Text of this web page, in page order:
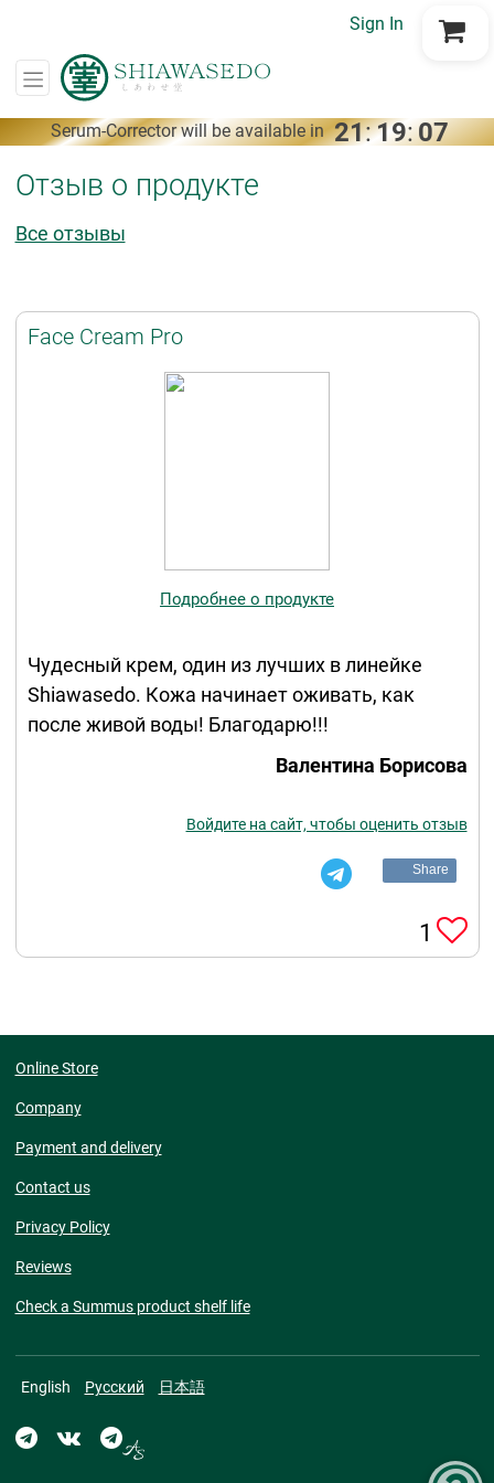
Sign In
Go to Cart
Serum-Corrector will be available in 21:19:07
Отзыв о продукте
Все отзывы
Face Cream Pro
Подробнее о продукте
Чудесный крем, один из лучших в линейке
Shiawasedo. Кожа начинает оживать, как
после живой воды! Благодарю!!!
Валентина Борисова
Войдите на сайт, чтобы оценить отзыв
Share
1
Online Store
Company
Payment and delivery
Contact us
Privacy Policy
Reviews
Check a Summus product shelf life
English Русский 日本語